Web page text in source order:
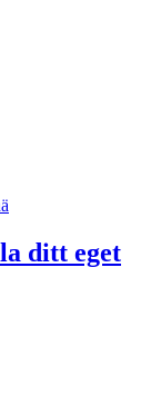
ditt eget